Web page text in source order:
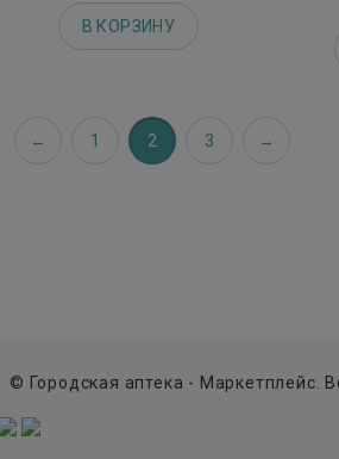
В КОРЗИНУ
1 2 3
© Городская аптека - Маркетплейс.